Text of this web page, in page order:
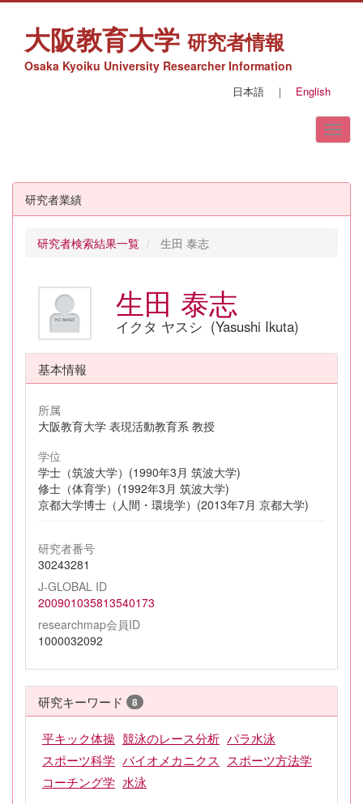
大阪教育大学 研究者情報
Osaka Kyoiku University Researcher Information
日本語 ｜ English
研究者業績
研究者検索結果一覧 生田 泰志
生田 泰志
イクタ ヤスシ (Yasushi Ikuta)
基本情報
所属
大阪教育大学 表現活動教育系 教授
学位
学士（筑波大学）(1990年3月 筑波大学)
修士（体育学）(1992年3月 筑波大学)
京都大学博士（人間・環境学）(2013年7月 京都大学)
研究者番号
30243281
J-GLOBAL ID
200901035813540173
researchmap会員ID
1000032092
研究キーワード 8
平キック体操 競泳のレース分析 パラ水泳
スポーツ科学 バイオメカニクス スポーツ方法学
コーチング学 水泳